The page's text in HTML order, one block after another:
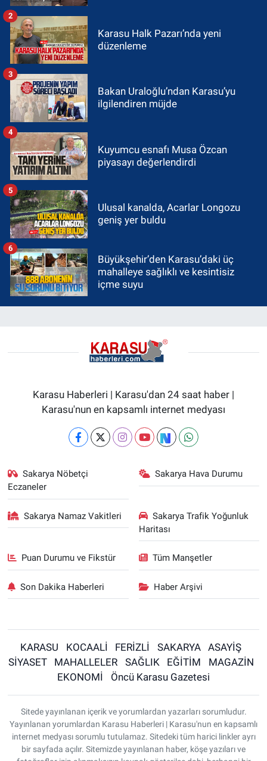
Karasu Halk Pazarı’nda yeni
düzenleme
2
Bakan Uraloğlu’ndan Karasu’yu
ilgilendiren müjde
3
Kuyumcu esnafı Musa Özcan
piyasayı değerlendirdi
4
Ulusal kanalda, Acarlar Longozu
geniş yer buldu
5
Büyükşehir’den Karasu’daki üç
mahalleye sağlıklı ve kesintisiz
içme suyu
6
Karasu Haberleri | Karasu'dan 24 saat haber |
Karasu'nun en kapsamlı internet medyası
Sakarya Nöbetçi
Eczaneler
Sakarya Hava Durumu
Sakarya Namaz Vakitleri
Sakarya Trafik Yoğunluk
Haritası
Puan Durumu ve Fikstür Tüm Manşetler
Son Dakika Haberleri Haber Arşivi
KARASU KOCAALİ FERİZLİ SAKARYA
ASAYİŞ
SİYASET
MAHALLELER SAĞLIK EĞİTİM
MAGAZİN
EKONOMİ
Öncü Karasu Gazetesi
Sitede yayınlanan içerik ve yorumlardan yazarları sorumludur.
Yayınlanan yorumlardan Karasu Haberleri | Karasu'nun en kapsamlı
internet medyası sorumlu tutulamaz. Sitedeki tüm harici linkler ayrı
bir sayfada açılır. Sitemizde yayınlanan haber, köşe yazıları ve